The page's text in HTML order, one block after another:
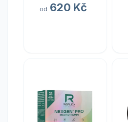
vody), 10 x 20
od 620 Kč